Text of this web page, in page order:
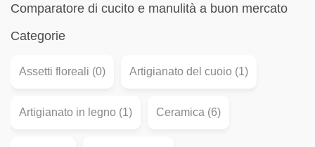
Comparatore di cucito e manulità a buon mercato
Categorie
Assetti floreali (0) Artigianato del cuoio (1)
Artigianato in legno (1) Ceramica (6)